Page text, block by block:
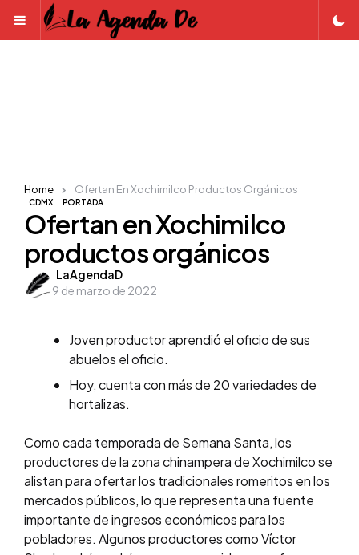
Menu
CDMX PORTADA
Ofertan en Xochimilco
productos orgánicos
Posted
by
LaAgendaD
9 de marzo de 2022
Home Ofertan En Xochimilco Productos Orgánicos
Joven productor aprendió el oficio de sus
abuelos el oficio.
Hoy, cuenta con más de 20 variedades de
hortalizas.
Como cada temporada de Semana Santa, los
productores de la zona chinampera de Xochimilco se
alistan para ofertar los tradicionales romeritos en los
mercados públicos, lo que representa una fuente
importante de ingresos económicos para los
pobladores. Algunos productores como Víctor